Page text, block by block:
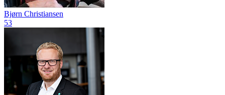
Bjørn Christiansen
53